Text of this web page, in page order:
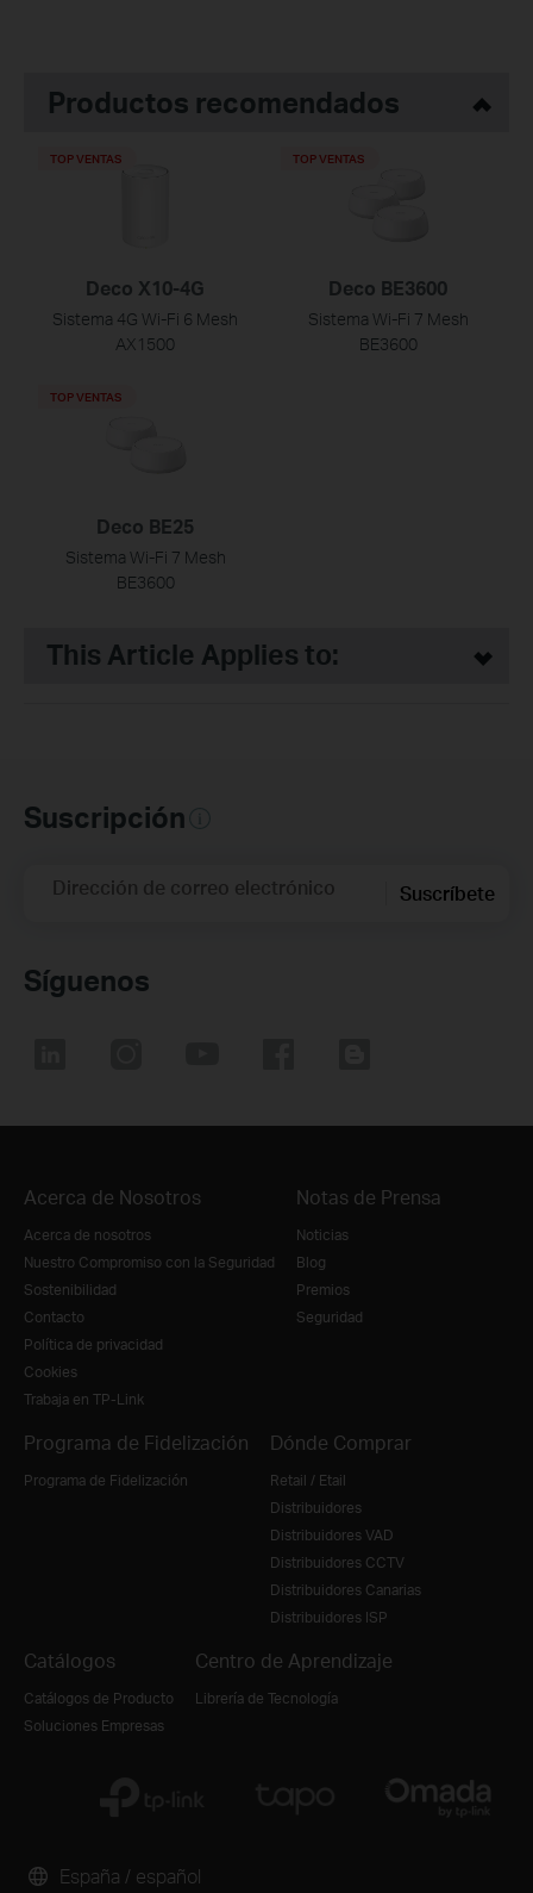
Productos recomendados
Deco X10-4G
Sistema 4G Wi-Fi 6 Mesh
AX1500
TOP VENTAS
Deco BE3600
Sistema Wi-Fi 7 Mesh
BE3600
TOP VENTAS
Deco BE25
Sistema Wi-Fi 7 Mesh
BE3600
TOP VENTAS
This Article Applies to:
Suscripción
Dirección de correo electrónico Suscríbete
Síguenos
Acerca de Nosotros
Acerca de nosotros
Nuestro Compromiso con la Seguridad
Sostenibilidad
Contacto
Política de privacidad
Cookies
Trabaja en TP-Link
Notas de Prensa
Noticias
Blog
Premios
Seguridad
Programa de Fidelización
Programa de Fidelización
Dónde Comprar
Retail / Etail
Distribuidores
Distribuidores VAD
Distribuidores CCTV
Distribuidores Canarias
Distribuidores ISP
Catálogos
Catálogos de Producto
Soluciones Empresas
Centro de Aprendizaje
Librería de Tecnología
España / español